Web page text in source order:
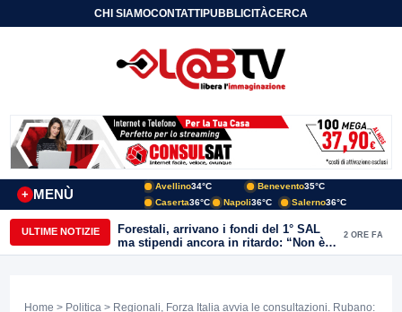
CHI SIAMOCONTATTIPUBBLICITÀCERCA
MENÙ
+
Avellino34°C Benevento35°C
Caserta36°C Napoli36°C Salerno36°C
ULTIME NOTIZIE
Forestali, arrivano i fondi del 1° SAL
ma stipendi ancora in ritardo: “Non è
più sostenibile”
2 ORE FA
Home > Politica > Regionali, Forza Italia avvia le consultazioni. Rubano: